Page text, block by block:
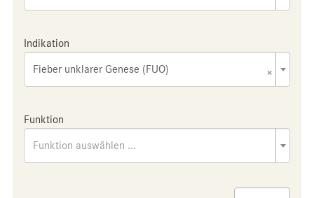
Indikation
×
Fieber unklarer Genese (FUO)
Funktion
Funktion auswählen ...